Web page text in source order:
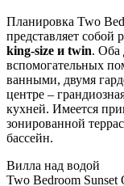
Планировка Two
представляет
king-size и twin. Оба
вспомогательных
ванными, двумя
центре –
кухней. Имеется
зонированной
бассейн.
Вилла над водой
Two Bedroom Sunset